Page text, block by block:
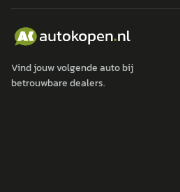
Vind jouw volgende auto bij
betrouwbare dealers.